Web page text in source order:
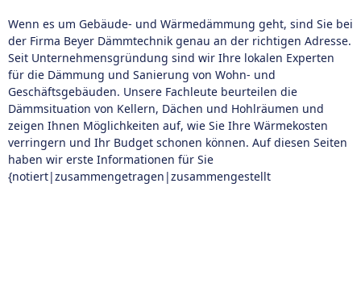
Wenn es um Gebäude- und Wärmedämmung geht, sind Sie bei
der Firma Beyer Dämmtechnik genau an der richtigen Adresse.
Seit Unternehmensgründung sind wir Ihre lokalen Experten
für die Dämmung und Sanierung von Wohn- und
Geschäftsgebäuden. Unsere Fachleute beurteilen die
Dämmsituation von Kellern, Dächen und Hohlräumen und
zeigen Ihnen Möglichkeiten auf, wie Sie Ihre Wärmekosten
verringern und Ihr Budget schonen können. Auf diesen Seiten
haben wir erste Informationen für Sie
{notiert|zusammengetragen|zusammengestellt